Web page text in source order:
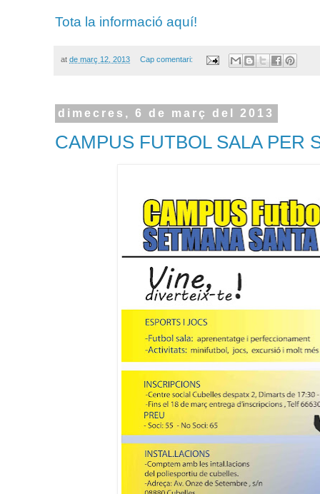
Tota la informació aquí!
at de març 12, 2013 Cap comentari:
dimecres, 6 de març del 2013
CAMPUS FUTBOL SALA PER